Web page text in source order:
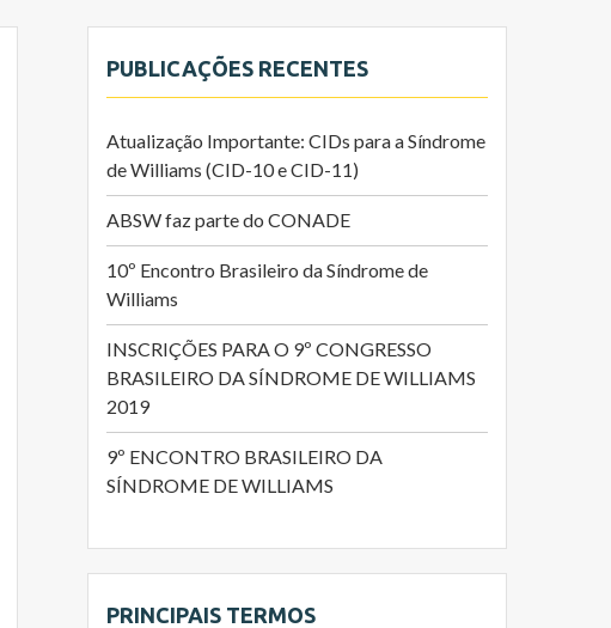
PUBLICAÇÕES RECENTES
Atualização Importante: CIDs para a Síndrome
de Williams (CID-10 e CID-11)
ABSW faz parte do CONADE
10º Encontro Brasileiro da Síndrome de
Williams
INSCRIÇÕES PARA O 9º CONGRESSO
BRASILEIRO DA SÍNDROME DE WILLIAMS
2019
9º ENCONTRO BRASILEIRO DA
SÍNDROME DE WILLIAMS
PRINCIPAIS TERMOS